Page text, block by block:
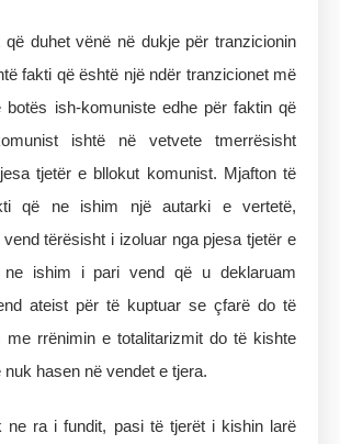
që duhet vënë në dukje për tranzicionin
fakti që është një ndër tranzicionet më
botës ish-komuniste edhe për faktin që
ishtë në vetvete tmerrësisht
tjetër e bllokut komunist. Mjafton të
që ne ishim një autarki e vertetë,
tërësisht i izoluar nga pjesa tjetër e
ishim i pari vend që u deklaruam
ateist për të kuptuar se çfarë do të
me rrënimin e totalitarizmit do të kishte
hasen në vendet e tjera.
ne ra i fundit, pasi të tjerët i kishin larë